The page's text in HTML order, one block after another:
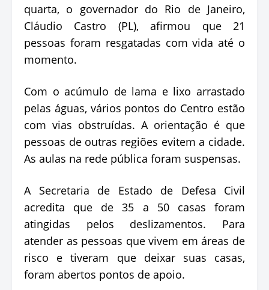
quarta, o governador do Rio de Janeiro,
Cláudio Castro (PL), afirmou que 21
pessoas foram resgatadas com vida até o
momento.
Com o acúmulo de lama e lixo arrastado
pelas águas, vários pontos do Centro estão
com vias obstruídas. A orientação é que
pessoas de outras regiões evitem a cidade.
As aulas na rede pública foram suspensas.
A Secretaria de Estado de Defesa Civil
acredita que de 35 a 50 casas foram
atingidas pelos deslizamentos. Para
atender as pessoas que vivem em áreas de
risco e tiveram que deixar suas casas,
foram abertos pontos de apoio.